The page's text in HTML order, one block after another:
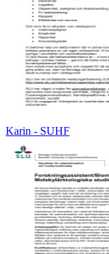
Karin - SUHF